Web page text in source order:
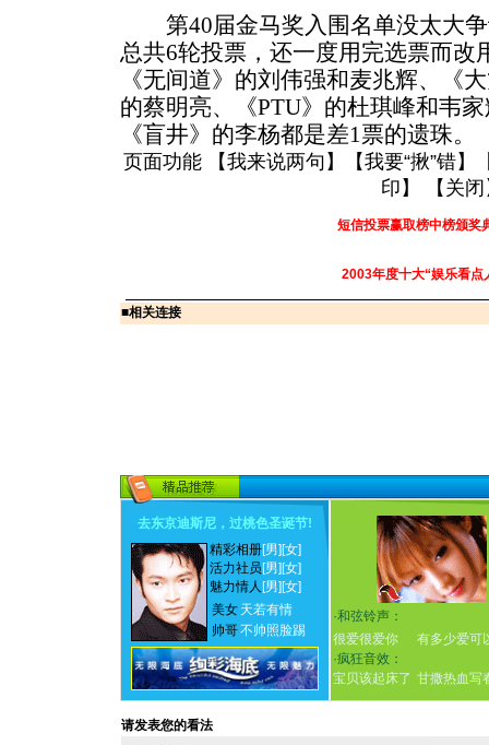
第40届金马奖入围名单没太大争
总共6轮投票，还一度用完选票而改
《无间道》的刘伟强和麦兆辉、《
的蔡明亮、《PTU》的杜琪峰和韦
《盲井》的李杨都是差1票的遗珠。
页面功能 【我来说两句 】【我要“揪”错】
印 】 【 关闭
短信投票赢取榜中榜颁奖
2003年度十大“娱乐看点
■相关连接
去东京迪斯尼，过桃色圣诞节!
精彩相册[男] [女]
活力社员 [男] [女]
魅力情人 [男] [女]
美女 天若有情
帅哥不帅照脸踢
·和弦铃声：
很爱很爱你
有多少爱可
·疯狂音效：
宝贝该起床了 甘撒热血写
请发表您的看法